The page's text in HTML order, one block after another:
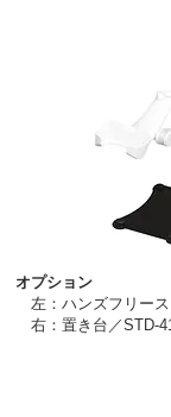
オプション
左： ハンズフリー
右：置き台／STD-